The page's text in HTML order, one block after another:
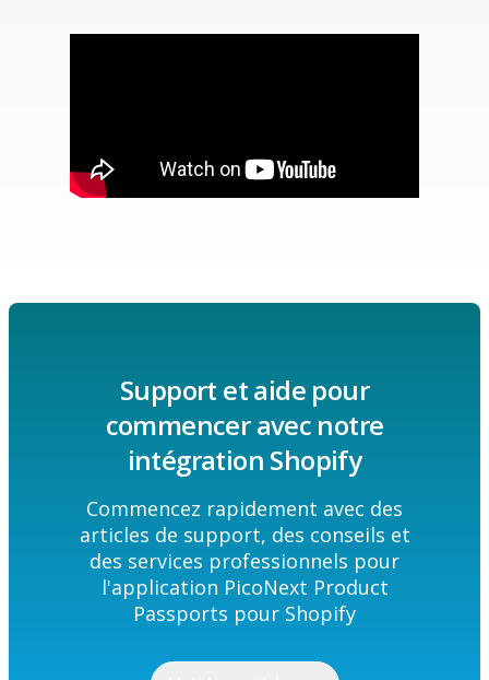
Support et aide pour
commencer avec notre
intégration Shopify
Commencez rapidement avec des
articles de support, des conseils et
des services professionnels pour
l'application PicoNext Product
Passports pour Shopify